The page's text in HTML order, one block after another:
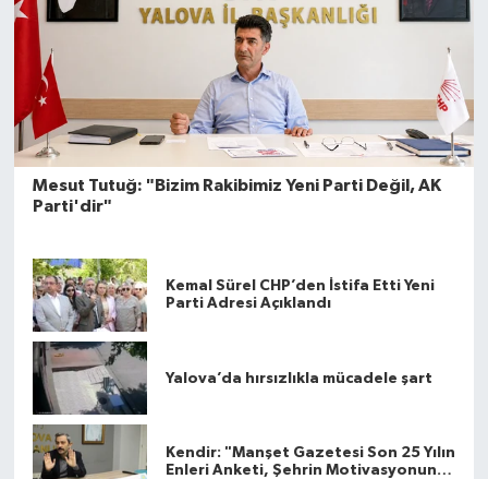
Mesut Tutuğ: "Bizim Rakibimiz Yeni Parti Değil, AK
Parti'dir"
Kemal Sürel CHP’den İstifa Etti Yeni
Parti Adresi Açıklandı
Yalova’da hırsızlıkla mücadele şart
Kendir: "Manşet Gazetesi Son 25 Yılın
Enleri Anketi, Şehrin Motivasyonunu